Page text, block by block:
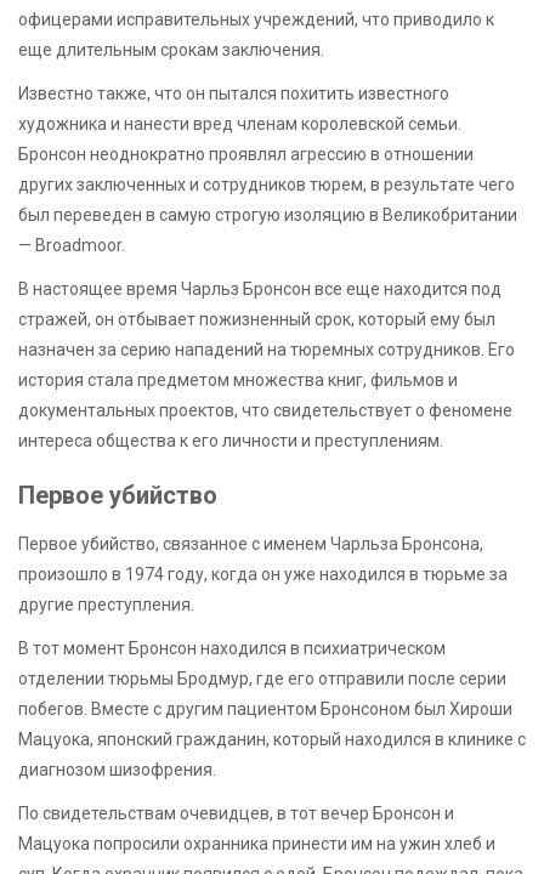
офицерами исправительных учреждений, что приводило к
еще длительным срокам заключения.
Известно также, что он пытался похитить известного
художника и нанести вред членам королевской семьи.
Бронсон неоднократно проявлял агрессию в отношении
других заключенных и сотрудников тюрем, в результате чего
был переведен в самую строгую изоляцию в Великобритании
— Broadmoor.
В настоящее время Чарльз Бронсон все еще находится под
стражей, он отбывает пожизненный срок, который ему был
назначен за серию нападений на тюремных сотрудников. Его
история стала предметом множества книг, фильмов и
документальных проектов, что свидетельствует о феномене
интереса общества к его личности и преступлениям.
Первое убийство
Первое убийство, связанное с именем Чарльза Бронсона,
произошло в 1974 году, когда он уже находился в тюрьме за
другие преступления.
В тот момент Бронсон находился в психиатрическом
отделении тюрьмы Бродмур, где его отправили после серии
побегов. Вместе с другим пациентом Бронсоном был Хироши
Мацуока, японский гражданин, который находился в клинике с
диагнозом шизофрения.
По свидетельствам очевидцев, в тот вечер Бронсон и
Мацуока попросили охранника принести им на ужин хлеб и